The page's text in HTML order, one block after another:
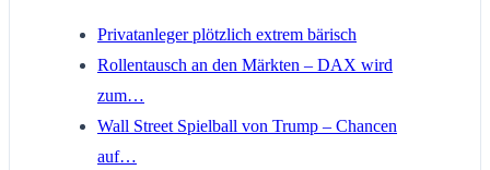
Privatanleger plötzlich extrem bärisch
Rollentausch an den Märkten – DAX wird
zum…
Wall Street Spielball von Trump – Chancen
auf…